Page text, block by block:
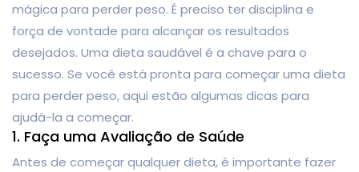
mágica para perder peso. É preciso ter disciplina e
força de vontade para alcançar os resultados
desejados. Uma dieta saudável é a chave para o
sucesso. Se você está pronta para começar uma dieta
para perder peso, aqui estão algumas dicas para
ajudá-la a começar.
1. Faça uma Avaliação de Saúde
Antes de começar qualquer dieta, é importante fazer